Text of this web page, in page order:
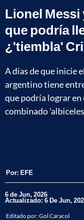
Lionel
que podría
¿'tiembla'
A días de que inicie
argentino tiene
que podría lograr en
combinado
Por: EFE
6 de Jun, 2026
Actualizado: 6 De Jun,
Editado por:Gol Caracol